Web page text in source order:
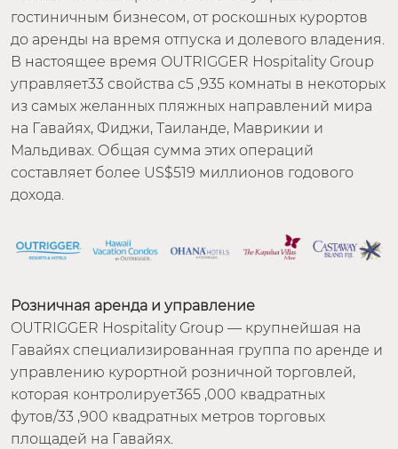
гостиничным бизнесом, от роскошных курортов
до аренды на время отпуска и долевого владения.
В настоящее время OUTRIGGER Hospitality Group
управляет33 свойства с5 ,935 комнаты в некоторых
из самых желанных пляжных направлений мира
на Гавайях, Фиджи, Таиланде, Маврикии и
Мальдивах. Общая сумма этих операций
составляет более US$519 миллионов годового
дохода.
Розничная аренда и управление
OUTRIGGER Hospitality Group — крупнейшая на
Гавайях специализированная группа по аренде и
управлению курортной розничной торговлей,
которая контролирует365 ,000 квадратных
футов/33 ,900 квадратных метров торговых
площадей на Гавайях.